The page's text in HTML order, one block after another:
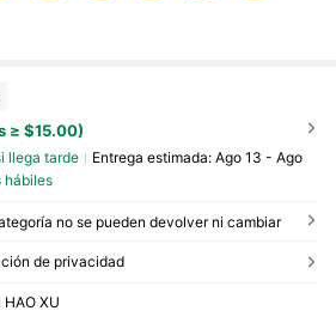
≥ $15.00)
llega tarde Entrega estimada: Ago 13 - Ago
no se pueden devolver ni cambiar
de privacidad
HAO XU